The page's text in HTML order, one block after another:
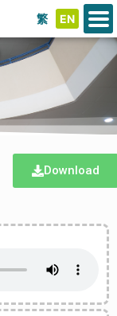
繁 EN
Download